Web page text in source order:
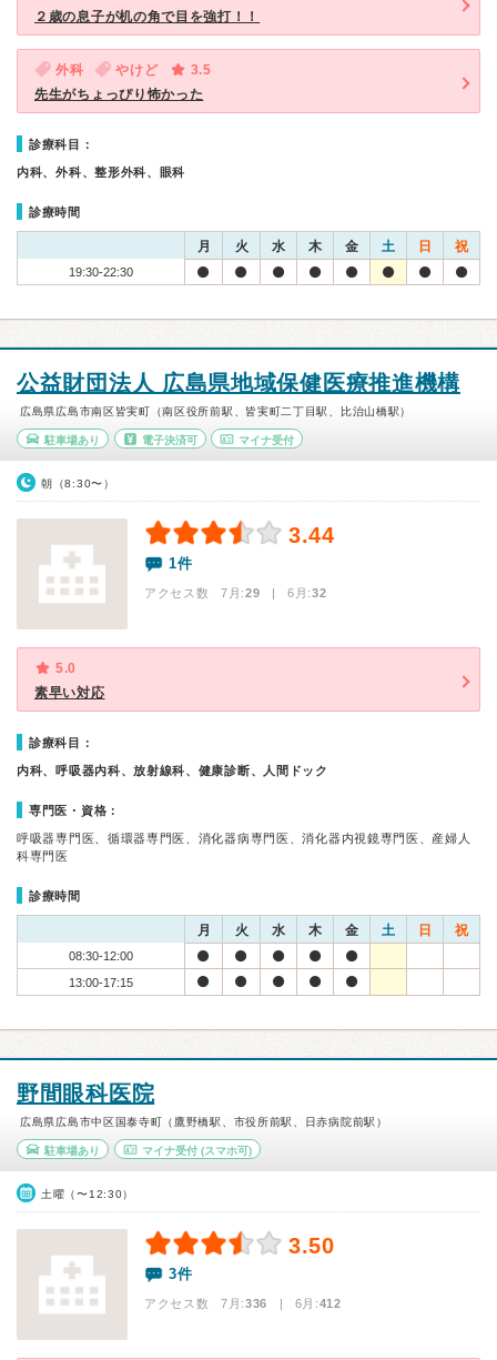
２歳の息子が机の角で目を強打！！
外科 やけど
3.5
先生がちょっぴり怖かった
診療科目：
内科、外科、整形外科、眼科
診療時間
月 火 水 木 金 土 日 祝
19:30-22:30
公益財団法人 広島県地域保健医療推進機構
広島県広島市南区皆実町（南区役所前駅、皆実町二丁目駅、比治山橋駅）
駐車場あり 電子決済可 マイナ受付
朝（8:30〜）
3.44
1件
アクセス数 7月:29 | 6月:32
5.0
素早い対応
診療科目：
内科、呼吸器内科、放射線科、健康診断、人間ドック
専門医・資格：
呼吸器専門医、循環器専門医、消化器病専門医、消化器内視鏡専門医、産婦人
科専門医
診療時間
月 火 水 木 金 土 日 祝
08:30-12:00
13:00-17:15
野間眼科医院
広島県広島市中区国泰寺町（鷹野橋駅、市役所前駅、日赤病院前駅）
駐車場あり マイナ受付(スマホ可)
土曜（〜12:30）
3.50
3件
アクセス数 7月:336 | 6月:412